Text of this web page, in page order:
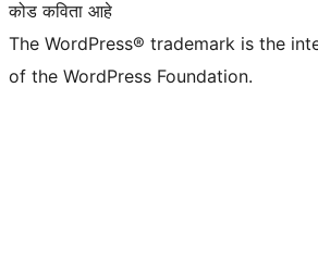
कोड कविता आहे
The WordPress® trademark is the
of the WordPress Foundation.